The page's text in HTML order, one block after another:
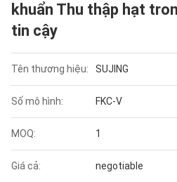
khuẩn Thu thập hạt
tin cậy
Tên thương hiệu: SUJING
Số mô hình: FKC-V
MOQ: 1
Giá cả: negotiable